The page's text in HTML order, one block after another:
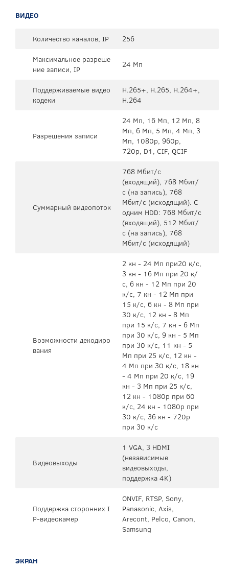
ВИДЕО
Количество каналов, IP
256
Максимальное разреше
ние записи, IP
24 Мп
Поддерживаемые видео
кодеки
H.265+, H.265, H.264+,
H.264
Разрешения записи
24 Мп, 16 Мп, 12 Мп, 8
Мп, 6 Мп, 5 Мп, 4 Мп, 3
Мп, 1080p, 960p,
720p, D1, CIF, QCIF
Суммарный видеопоток
768 Мбит/с
(входящий), 768 Мбит/
с (на запись), 768
Мбит/с (исходящий). С
одним HDD: 768 Мбит/с
(входящий), 512 Мбит/
с (на запись), 768
Мбит/с (исходящий)
Возможности декодиро
вания
2 кн - 24 Мп при20 к/с,
3 кн - 16 Мп при 20 к/
с, 6 кн - 12 Мп при 20
к/с, 7 кн - 12 Мп при
15 к/с, 6 кн - 8 Мп при
30 к/с, 12 кн - 8 Мп
при 15 к/с, 7 кн - 6 Мп
при 30 к/с, 9 кн - 5 Мп
при 30 к/с, 11 кн - 5
Мп при 25 к/с, 12 кн -
4 Мп при 30 к/с, 18 кн
- 4 Мп при 20 к/с, 19
кн - 3 Мп при 25 к/с,
12 кн - 1080p при 60
к/с, 24 кн - 1080p при
30 к/с, 36 кн - 720p
при 30 к/с
Видеовыходы
1 VGA, 3 HDMI
(независимые
видеовыходы,
поддержка 4K)
Поддержка сторонних I
P-видеокамер
ONVIF, RTSP, Sony,
Panasonic, Axis,
Arecont, Pelco, Canon,
Samsung
ЭКРАН